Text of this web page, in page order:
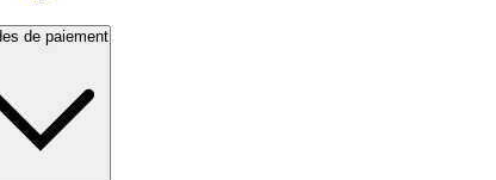
de paiement